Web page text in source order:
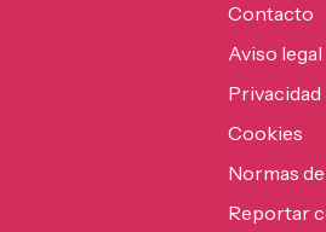
Contacto
Aviso legal
Privacidad
Cookies
Normas
Reportar